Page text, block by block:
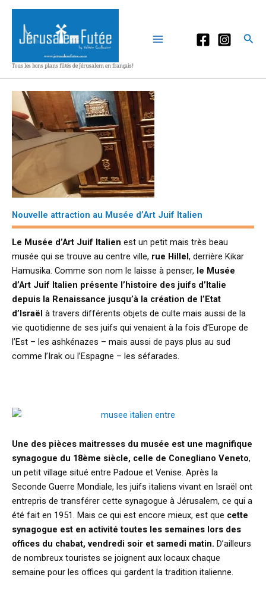
Aller
contenu
Tous les bons plans fûtés de Jérusalem en français!
Nouvelle attraction au Musée d’Art Juif Italien
Le Musée d’Art Juif Italien est un petit mais très beau
musée qui se trouve au centre ville, rue Hillel, derrière Kikar
Hamusika. Comme son nom le laisse à penser, le Musée
d’Art Juif Italien présente l’histoire des juifs d’Italie
depuis la Renaissance jusqu’à la création de l’Etat
d’Israël à travers différents objets de culte mais aussi de la
vie quotidienne de ses juifs qui venaient à la fois d’Europe de
l’Est – les ashkénazes – mais aussi de pays plus au sud
comme l’Irak ou l’Espagne – les séfarades.
Une des pièces maitresses du musée est une magnifique
synagogue du 18ème siècle, celle de Conegliano Veneto,
un petit village situé entre Padoue et Venise. Après la
Seconde Guerre Mondiale, les juifs italiens vivant en Israël ont
entrepris de transférer cette synagogue à Jérusalem, ce qui a
été fait en 1951. Mais ce qui est encore mieux, est que cette
synagogue est en activité toutes les semaines lors des
offices du chabat, vendredi soir et samedi matin. D’ailleurs
de nombreux touristes se joignent aux locaux chaque
semaine pour les offices qui gardent la tradition italienne.